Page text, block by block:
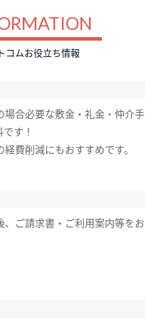
コムお役立ち情報
場合必要な敷金・礼金・仲介手
す！
費削減にもおすすめです。
、ご請求書・ご利用案内等をお